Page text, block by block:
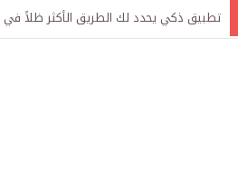
تركيا وسوريا توقعان اتفاقية لإنشاء